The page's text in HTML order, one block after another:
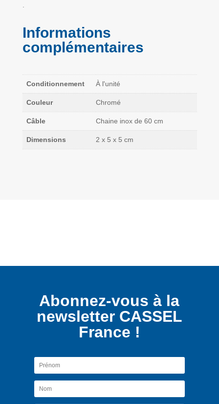
.
Informations
complémentaires
Conditionnement À l'unité
Couleur Chromé
Câble Chaine inox de 60 cm
Dimensions 2 x 5 x 5 cm
Abonnez-vous à la
newsletter CASSEL
France !